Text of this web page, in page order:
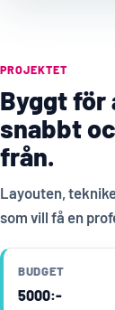
PROJEKTET
Byggt för
snabbt
från.
Layouten,
som vill få en
BUDGET
5000:-